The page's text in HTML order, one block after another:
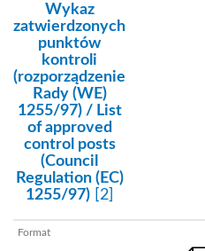
kategoria:
Wykaz
zatwierdzonych
punktów
kontroli
(rozporządzenie
Rady (WE)
1255/97) / List
of approved
control posts
(Council
Regulation (EC)
1255/97)[2]